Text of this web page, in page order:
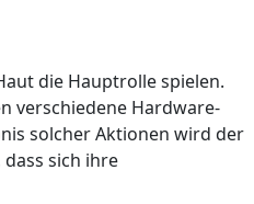
die Hauptrolle spielen.
verschiedene Hardware-
solcher Aktionen wird der
sich ihre